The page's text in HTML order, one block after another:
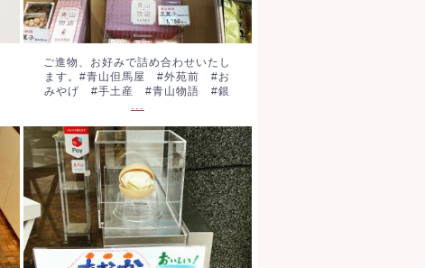
ご進物、お好みで詰め合わせいたし
ます。#青山但馬屋 #外苑前 #お
みやげ #手土産 #青山物語 #銀
...
もなかピーナッツアイス。税込
320円です。濃厚ピーナッツフ
レーバーです。おやつに、散策
のお供に。#ア...